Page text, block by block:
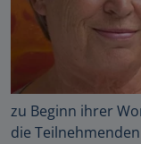
zu Beginn ihrer
die